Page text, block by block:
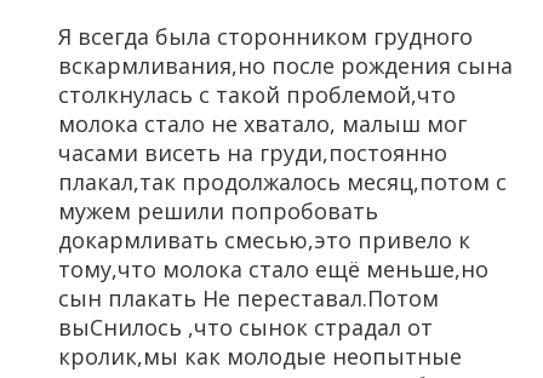
Я всегда была сторонником грудного
вскармливания,но после рождения сына
столкнулась с такой проблемой,что
молока стало не хватало, малыш мог
часами висеть на груди,постоянно
плакал,так продолжалось месяц,потом с
мужем решили попробовать
докармливать смесью,это привело к
тому,что молока стало ещё меньше,но
сын плакать Не переставал.Потом
выСнилось ,что сынок страдал от
кролик,мы как молодые неопытные